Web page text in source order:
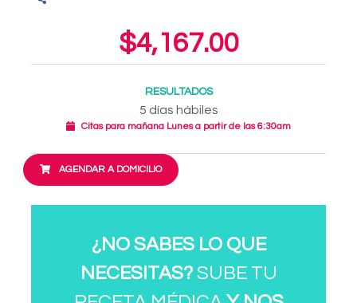
$4,167.00
RESULTADOS
5 días hábiles
Citas para mañana Lunes a partir de las 6:30am
AGENDAR A DOMICILIO
¿NO SABES LO QUE
NECESITAS?SUBE TU